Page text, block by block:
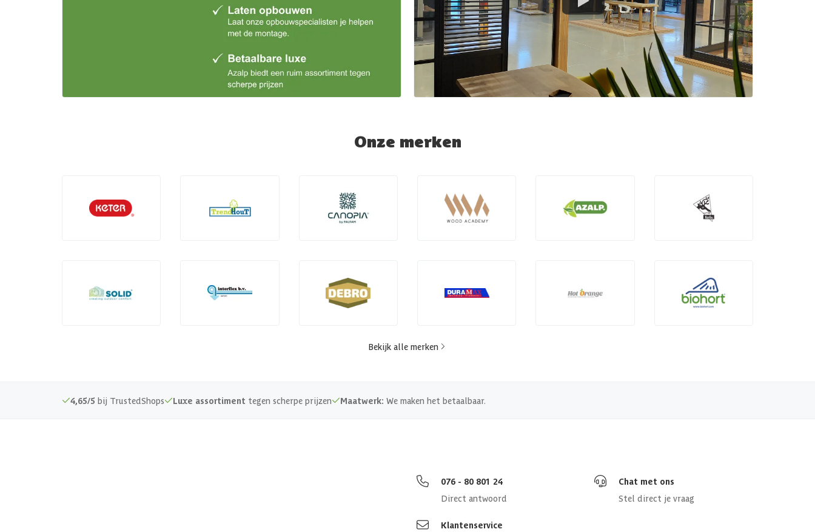
Onze merken
Bekijk alle merken
4,65/5 bij TrustedShops Luxe assortiment tegen scherpe prijzen Maatwerk: We maken het betaalbaar.
076 - 80 801 24
Direct antwoord
Chat met ons
Stel direct je vraag
Klantenservice